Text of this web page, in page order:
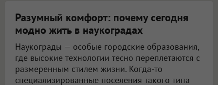
Разумный комфорт: почему сегодня
модно жить в наукоградах
Наукограды — особые городские образования,
где высокие технологии тесно переплетаются с
размеренным стилем жизни. Когда-то
специализированные поселения такого типа